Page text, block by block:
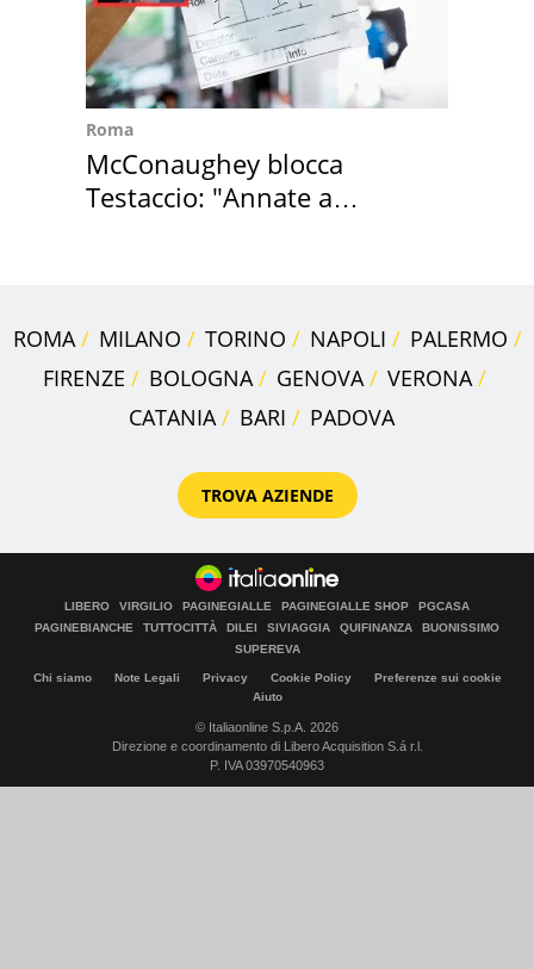
Roma
McConaughey blocca
Testaccio: "Annate a
ROMA MILANO TORINO NAPOLI
PALERMO
FIRENZE
BOLOGNA GENOVA
VERONA
CATANIA
BARI PADOVA
TROVA AZIENDE
LIBERO VIRGILIO PAGINEGIALLE PAGINEGIALLE SHOP
PGCASA
PAGINEBIANCHE
TUTTOCITTÀ DILEI SIVIAGGIA QUIFINANZA
BUONISSIMO
SUPEREVA
Chi siamo Note Legali Privacy Cookie Policy
Preferenze sui cookie
Aiuto
© Italiaonline S.p.A. 2026
Direzione e coordinamento di Libero Acquisition S.á r.l.
P. IVA 03970540963